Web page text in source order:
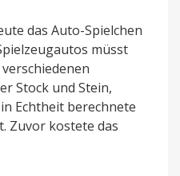
das Auto-Spielchen
müsst
Stock und Stein,
Echtheit berechnete
Zuvor kostete das